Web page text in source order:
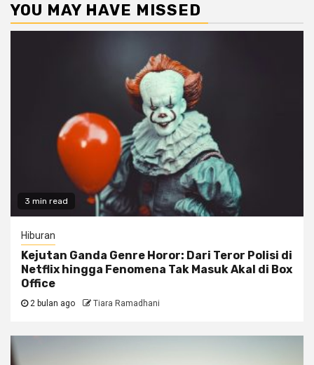
YOU MAY HAVE MISSED
3 min read
Hiburan
Kejutan Ganda Genre Horor: Dari Teror Polisi di
Netflix hingga Fenomena Tak Masuk Akal di Box
Office
2 bulan ago Tiara Ramadhani